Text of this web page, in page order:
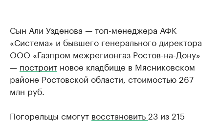
Сын Али Узденова — топ-менеджера АФК
«Система» и бывшего генерального директора
ООО «Газпром межрегионгаз Ростов-на-Дону»
— построит новое кладбище в Мясниковском
районе Ростовской области, стоимостью 267
млн руб.
Погорельцы смогут восстановить 23 из 215